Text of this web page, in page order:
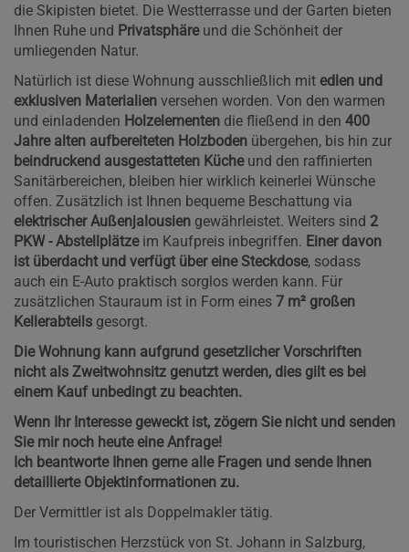
die Skipisten bietet. Die Westterrasse und der Garten bieten
Ihnen Ruhe und Privatsphäre und die Schönheit der
umliegenden Natur.
Natürlich ist diese Wohnung ausschließlich mit edlen und
exklusiven Materialien versehen worden. Von den warmen
und einladenden Holzelementen die fließend in den 400
Jahre alten aufbereiteten Holzboden übergehen, bis hin zur
beindruckend ausgestatteten Kücheund den raffinierten
Sanitärbereichen, bleiben hier wirklich keinerlei Wünsche
offen. Zusätzlich ist Ihnen bequeme Beschattung via
elektrischer Außenjalousien gewährleistet. Weiters sind 2
PKW - Abstellplätzeim Kaufpreis inbegriffen. Einer davon
ist überdacht und verfügt über eine Steckdose, sodass
auch ein E-Auto praktisch sorglos werden kann. Für
zusätzlichen Stauraum ist in Form eines 7 m² großen
Kellerabteils gesorgt.
Die Wohnung kann aufgrund gesetzlicher Vorschriften
nicht als Zweitwohnsitz genutzt werden, dies gilt es bei
einem Kauf unbedingt zu beachten.
Wenn Ihr Interesse geweckt ist, zögern Sie nicht und senden
Sie mir noch heute eine Anfrage!
Ich beantworte Ihnen gerne alle Fragen und sende Ihnen
detaillierte Objektinformationen zu.
Der Vermittler ist als Doppelmakler tätig.
Im touristischen Herzstück von St. Johann in Salzburg,